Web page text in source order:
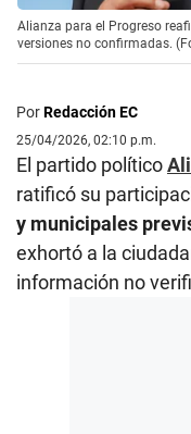
Alianza para el Progreso
versiones no confirmadas.
PorRedacción EC
25/04/2026, 02:10 p.m.
El partido político
ratificó su
y municipales
exhortó a la
información no